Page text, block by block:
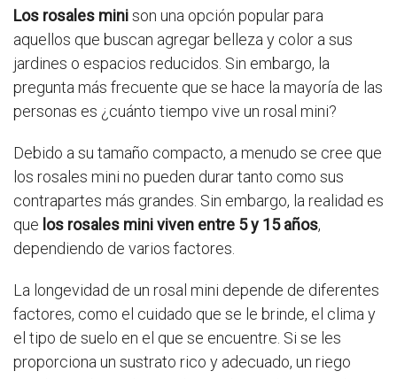
Los rosales minison una opción popular para
aquellos que buscan agregar belleza y color a sus
jardines o espacios reducidos. Sin embargo, la
pregunta más frecuente que se hace la mayoría de las
personas es ¿cuánto tiempo vive un rosal mini?
Debido a su tamaño compacto, a menudo se cree que
los rosales mini no pueden durar tanto como sus
contrapartes más grandes. Sin embargo, la realidad es
que los rosales mini viven entre 5 y 15 años,
dependiendo de varios factores.
La longevidad de un rosal mini depende de diferentes
factores, como el cuidado que se le brinde, el clima y
el tipo de suelo en el que se encuentre. Si se les
proporciona un sustrato rico y adecuado, un riego